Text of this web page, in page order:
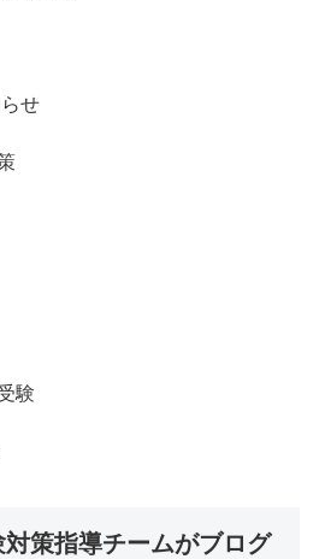
せ
験
策指導チームがブログ